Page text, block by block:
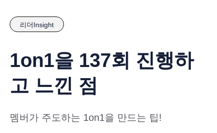
리더Insight
1on1을 137회 진행하
고 느낀 점
멤버가 주도하는 1on1을 만드는 팁!